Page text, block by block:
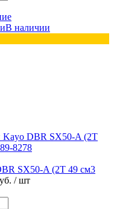
В наличии
SX50-A (2T 49 см3
/ шт